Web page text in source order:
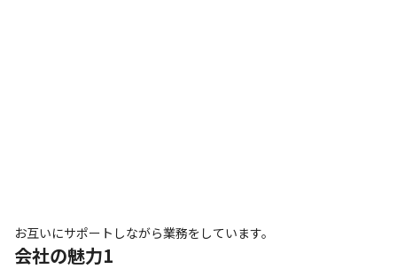
お互いにサポートしながら業務をしています。
会社の魅力1